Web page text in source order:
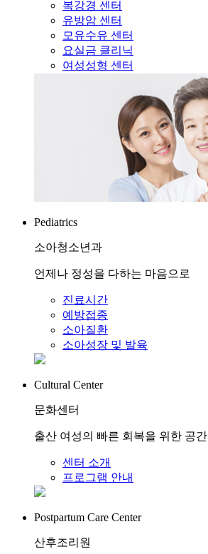
복강경 센터
유방암 센터
모유수유 센터
요실금 클리닉
여성성형 센터
Pediatrics
소아청소년과
언제나 정성을 다하는 마음으로
진료시간
예방접종
소아질환
소아성장 및 발육
Cultural Center
문화센터
출산 여성의 빠른 회복을 위한 공간
센터 소개
프로그램 안내
Postpartum Care Center
산후조리원